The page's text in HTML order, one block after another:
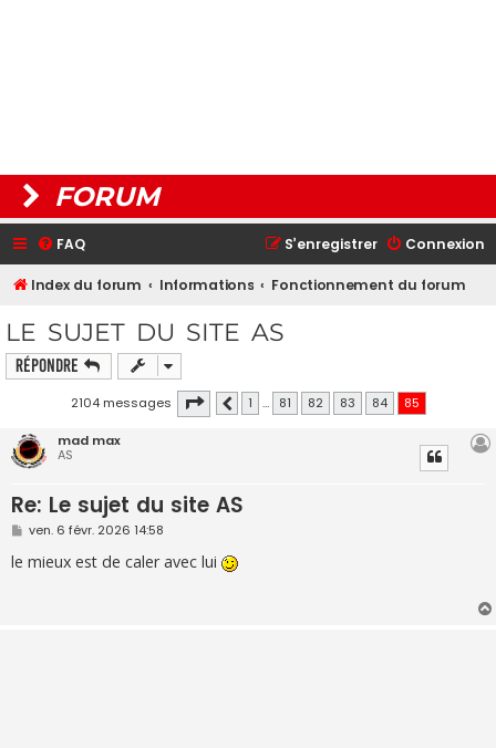
FORUM
FAQ Connexion
S’enregistrer
Index du forum Informations Fonctionnement du forum
LE SUJET DU SITE AS
Répondre
2104 messages Page 85 sur85
Précédente
1 … 81 82 83 84 85
mad max
AS
Re: Le sujet du site AS
M
s
s
ven. 6 févr. 2026 14:58
le mieux est de caler avec lui